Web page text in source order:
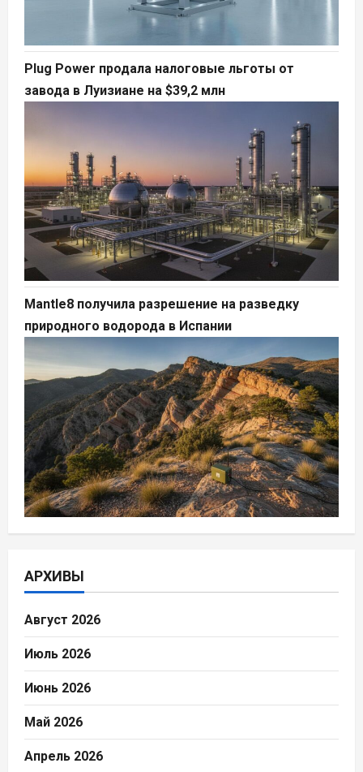
Plug Power продала налоговые льготы от
завода в Луизиане на $39,2 млн
Mantle8 получила разрешение на разведку
природного водорода в Испании
АРХИВЫ
Август 2026
Июль 2026
Июнь 2026
Май 2026
Апрель 2026